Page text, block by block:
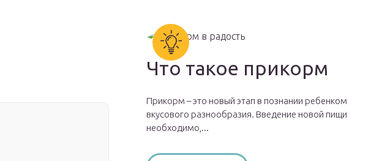
Что такое прикорм
Прикорм – это новый этап в познании ребенком
вкусового разнообразия. Введение новой пищи
необходимо,...